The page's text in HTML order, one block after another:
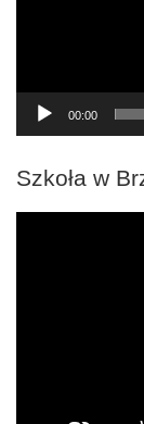
00:00
Szkoła w